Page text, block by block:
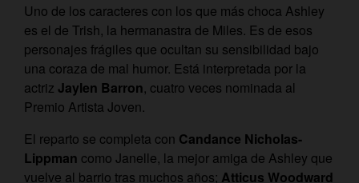
Uno de los caracteres con los que más choca Ashley
es el de Trish, la hermanastra de Miles. Es de esos
personajes frágiles que ocultan su sensibilidad bajo
una coraza de mal humor. Está interpretada por la
actriz Jaylen Barron, cuatro veces nominada al
Premio Artista Joven.
El reparto se completa con Candance Nicholas-
Lippman como Janelle, la mejor amiga de Ashley que
vuelve al barrio tras muchos años; Atticus Woodward